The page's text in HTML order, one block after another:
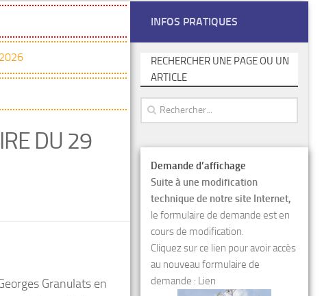
DU 29
Granulats en
INFOS PRATIQUES
RECHERCHER UNE PAGE OU UN
ARTICLE
Demande d’affichage
Suite à une modification
technique de notre site Internet,
le formulaire de demande est en
cours de modification.
Cliquez sur ce lien pour avoir accès
au nouveau formulaire de
demande : Lien